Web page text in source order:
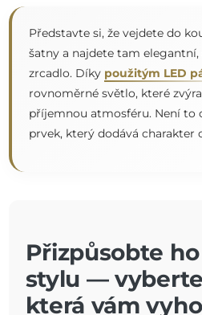
Představte si, že vejdete do
šatny a najdete tam
zrcadlo. Díky použitým LED
rovnoměrné světlo, které
příjemnou atmosféru. Není to
prvek, který dodává charakter
Přizpůsobte
stylu —
která vám